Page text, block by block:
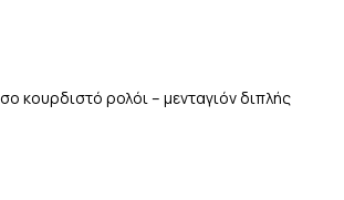
κουρδιστό ρολόι – μενταγιόν διπλής